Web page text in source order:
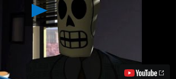
Reproduzir
Tim
Schafer
e
porque